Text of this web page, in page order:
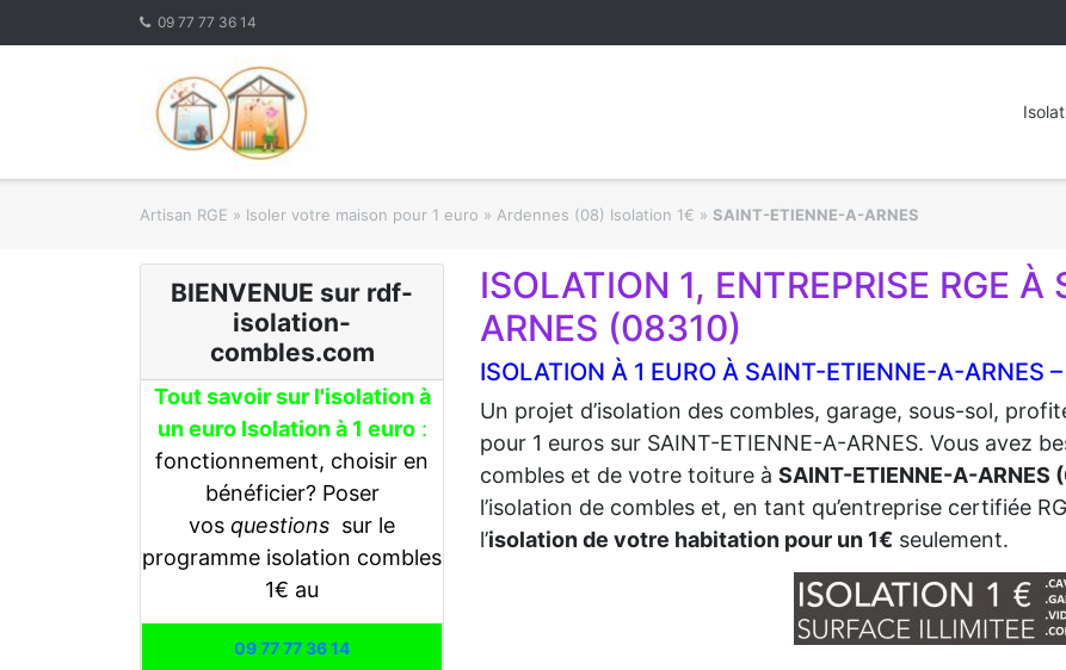
09 77 77 36 14
Artisan RGE » Isoler votre maison pour 1 euro » Ardennes (08) Isolation 1€ » SAINT-ETIENNE-A-ARNES
BIENVENUE sur rdf-
isolation-
combles.com
Tout savoir sur l'isolation à
un euro Isolation à 1 euro:
fonctionnement, choisir en
bénéficier? Poser
vos questions sur le
programme isolation combles
1€ au
09 77 77 36 14
ISOLATION 1, ENTREPRISE RGE
ARNES (08310)
ISOLATION À 1 EURO À SAINT-ETIENNE-A-ARNES
Un projet d’isolation des combles, garage, sous-sol,
pour 1 euros sur SAINT-ETIENNE-A-ARNES. Vous avez
combles et de votre toiture à SAINT-ETIENNE-A-ARNES
l’isolation de combles et, en tant qu’entreprise certifiée
l’isolation de votre habitation pour un 1€ seulement.